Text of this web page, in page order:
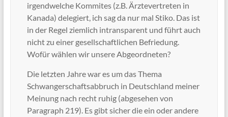
irgendwelche Kommites (z.B. Ärztevertreten in
Kanada) delegiert, ich sag da nur mal Stiko. Das ist
in der Regel ziemlich intransparent und führt auch
nicht zu einer gesellschaftlichen Befriedung.
Wofür wählen wir unsere Abgeordneten?
Die letzten Jahre war es um das Thema
Schwangerschaftsabbruch in Deutschland meiner
Meinung nach recht ruhig (abgesehen von
Paragraph 219). Es gibt sicher die ein oder andere